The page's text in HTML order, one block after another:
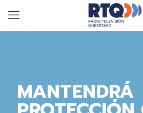
MANTENDRÁ